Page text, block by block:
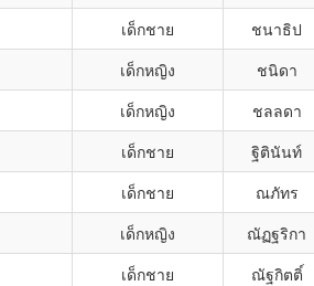
เด็กชาย ชนาธิป
เด็กหญิง ชนิดา
เด็กหญิง ชลลดา
เด็กชาย ฐิตินันท์
เด็กชาย ณภัทร
เด็กหญิง ณัฏฐริกา
เด็กชาย ณัฐกิตติ์